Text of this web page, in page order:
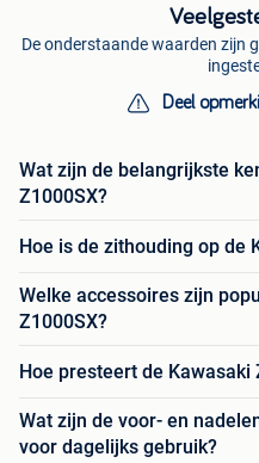
De onderstaande waarden zijn
Deel
Wat zijn de belangrijkste
Z1000SX?
Hoe is de zithouding op de
Welke accessoires zijn
Z1000SX?
Hoe presteert de Kawasaki
Wat zijn de voor- en
voor dagelijks gebruik?